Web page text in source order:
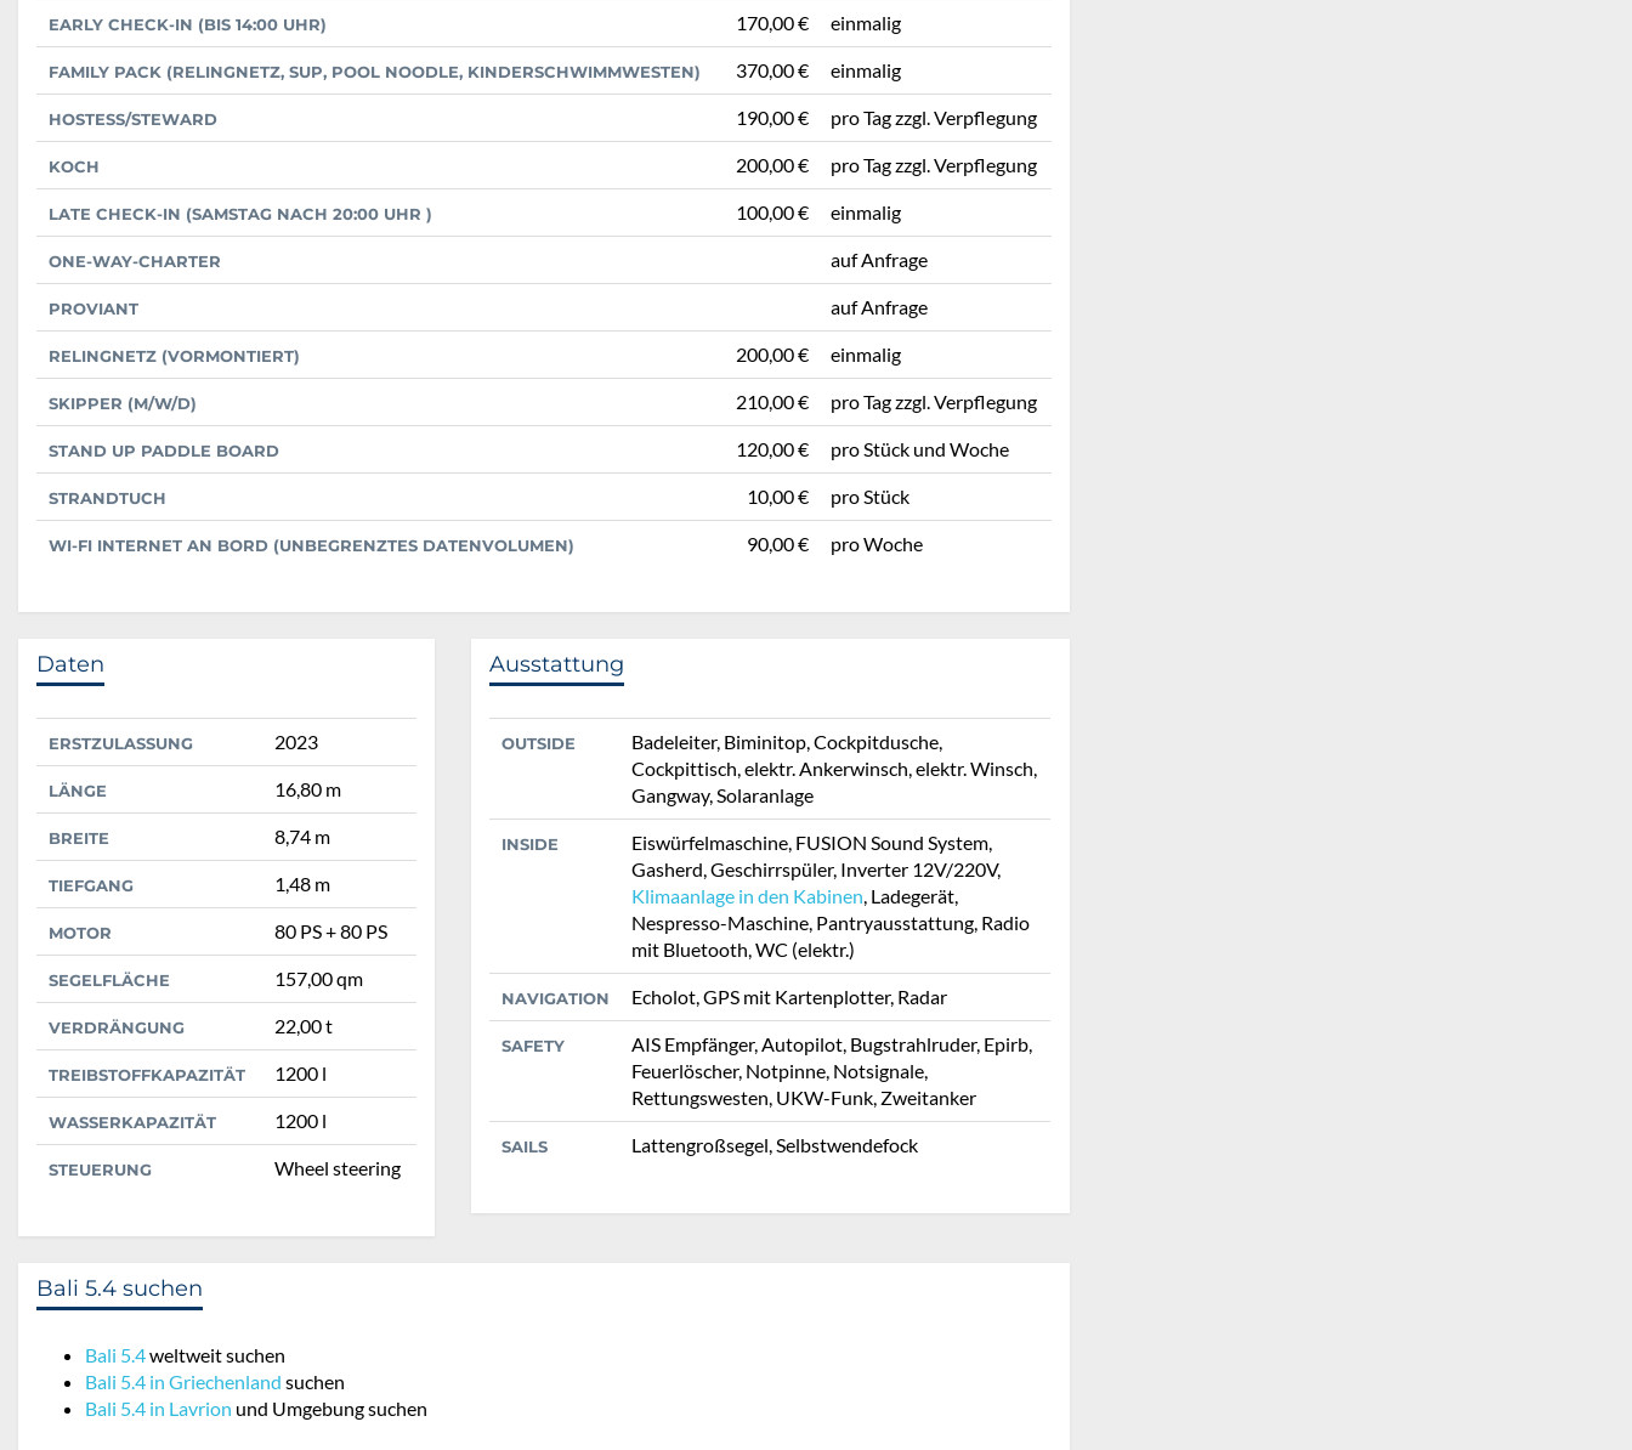
EARLY CHECK-IN (BIS 14:00 UHR) 170,00 € einmalig
FAMILY PACK (RELINGNETZ, SUP, POOL NOODLE, KINDERSCHWIMMWESTEN) 370,00 € einmalig
HOSTESS/STEWARD 190,00 € pro Tag zzgl. Verpflegung
KOCH 200,00 € pro Tag zzgl. Verpflegung
LATE CHECK-IN (SAMSTAG NACH 20:00 UHR ) 100,00 € einmalig
ONE-WAY-CHARTER auf Anfrage
PROVIANT auf Anfrage
RELINGNETZ (VORMONTIERT) 200,00 € einmalig
SKIPPER (M/W/D) 210,00 € pro Tag zzgl. Verpflegung
STAND UP PADDLE BOARD 120,00 € pro Stück und Woche
STRANDTUCH 10,00 € pro Stück
WI-FI INTERNET AN BORD (UNBEGRENZTES DATENVOLUMEN) 90,00 € pro Woche
Daten
ERSTZULASSUNG 2023
LÄNGE 16,80 m
BREITE 8,74 m
TIEFGANG 1,48 m
MOTOR 80 PS + 80 PS
SEGELFLÄCHE 157,00 qm
VERDRÄNGUNG 22,00 t
TREIBSTOFFKAPAZITÄT 1200 l
WASSERKAPAZITÄT 1200 l
STEUERUNG Wheel steering
Ausstattung
OUTSIDE
Badeleiter, Biminitop, Cockpitdusche,
Cockpittisch, elektr. Ankerwinsch, elektr. Winsch,
Gangway, Solaranlage
INSIDE
Eiswürfelmaschine, FUSION Sound System,
Gasherd, Geschirrspüler, Inverter 12V/220V,
Klimaanlage in den Kabinen , Ladegerät,
Nespresso-Maschine, Pantryausstattung, Radio
mit Bluetooth, WC (elektr.)
NAVIGATION Echolot, GPS mit Kartenplotter, Radar
SAFETY
AIS Empfänger, Autopilot, Bugstrahlruder, Epirb,
Feuerlöscher, Notpinne, Notsignale,
Rettungswesten, UKW-Funk, Zweitanker
SAILS Lattengroßsegel, Selbstwendefock
Bali 5.4 suchen
Bali 5.4weltweit suchen
Bali 5.4 in Griechenland suchen
Bali 5.4 in Lavrion und Umgebung suchen